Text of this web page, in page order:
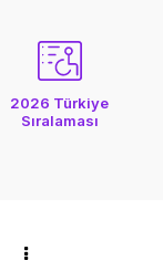
2026 Türkiye
Sıralaması